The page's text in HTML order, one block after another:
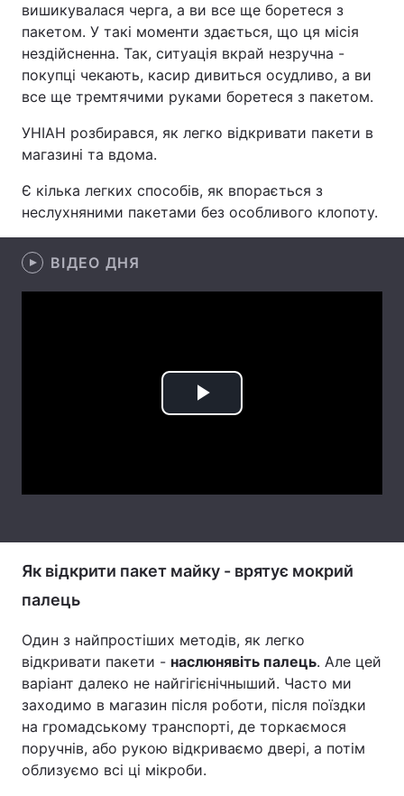
Економіка Світ
Спорт Наука
Техно і зв'язок Лайт
Зброя Інциденти
Цікавинки Погода
Екологія
Лонгріди
Тема оформлення
вишикувалася черга, а ви все ще боретеся з
пакетом. У такі моменти здається, що ця місія
нездійсненна. Так, ситуація вкрай незручна -
покупці чекають, касир дивиться осудливо, а ви
все ще тремтячими руками боретеся з пакетом.
УНІАН розбирався, як легко відкривати пакети в
магазині та вдома.
Є кілька легких способів, як впорається з
неслухняними пакетами без особливого клопоту.
ВІДЕО ДНЯ
Play
Як відкрити пакет майку - врятує мокрий
палець
Один з найпростіших методів, як легко
відкривати пакети - наслюнявіть палець. Але цей
варіант далеко не найгігієнічныший. Часто ми
заходимо в магазин після роботи, після поїздки
на громадському транспорті, де торкаємося
поручнів, або рукою відкриваємо двері, а потім
облизуємо всі ці мікроби.